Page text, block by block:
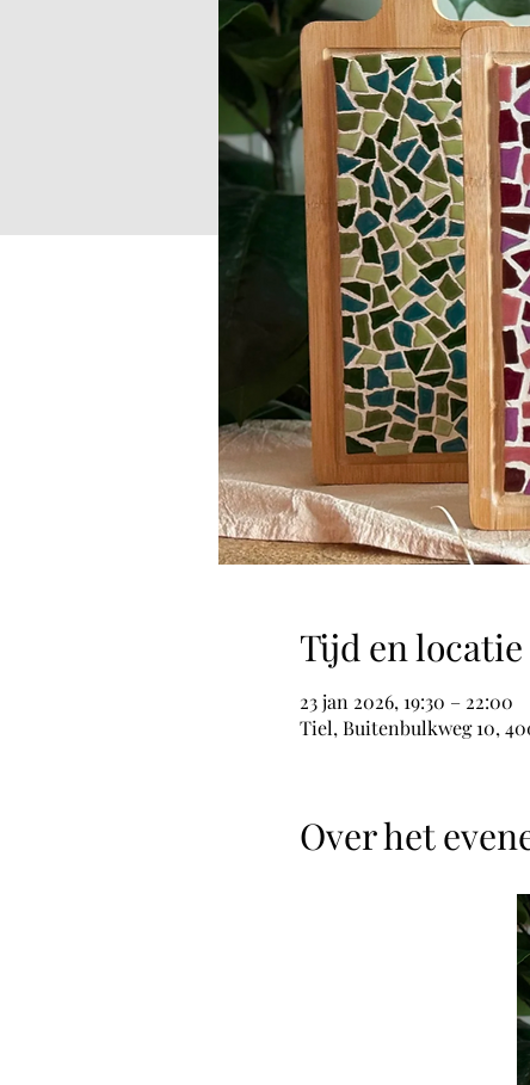
Tijd en locatie
23 jan 2026, 19:30 – 22:00
Tiel, Buitenbulkweg 10,
Over het